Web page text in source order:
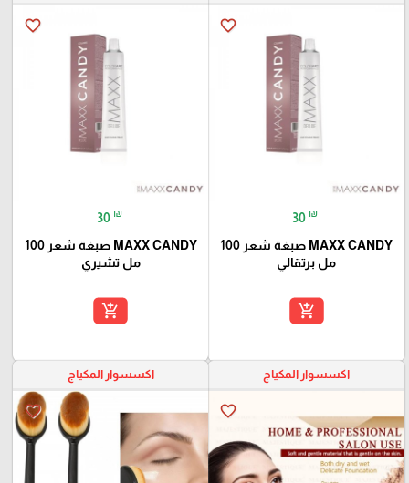
favorite_border
30 ₪
MAXX CANDY صبغة شعر 100
مل برتقالي
add_shopping_cart
favorite_border
30 ₪
MAXX CANDY صبغة شعر 100
مل تشيري
add_shopping_cart
اكسسوار المكياج
favorite_border
اكسسوار المكياج
favorite_border